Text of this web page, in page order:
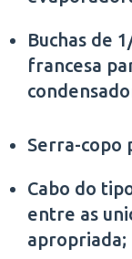
Buchas de
francesa
Serra-copo
Cabo do
entre as
apropriada;